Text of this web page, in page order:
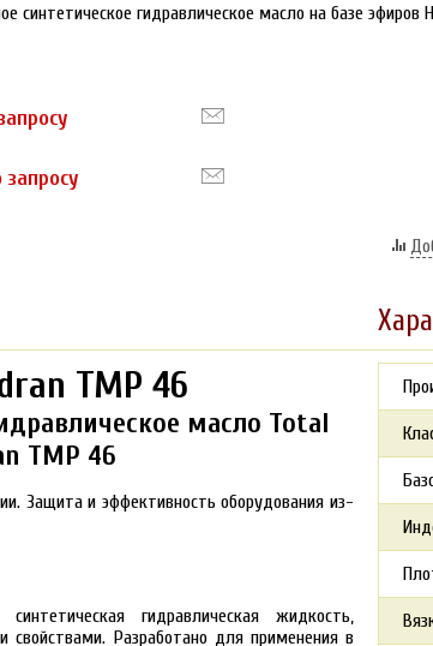
синтетическое гидравлическое масло на базе эфиров
TMP 46
масло Total
TMP 46
Защита и эффективность оборудования из-
гидравлическая жидкость,
Разработано для применения в